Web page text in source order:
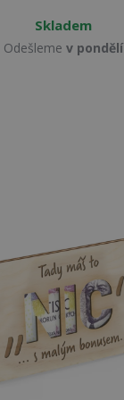
Skladem
Odešleme v pondělí